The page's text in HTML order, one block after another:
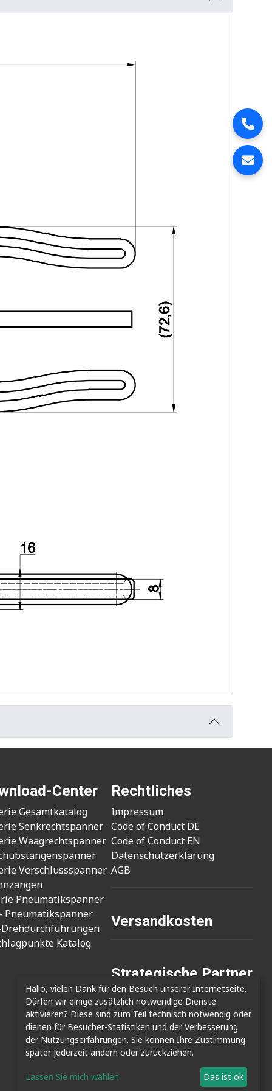
Center
Gesamtkatalog
Senkrechtspanner
Waagrechtspanner
Verschlussspanner
Pneumatikspanner
Pneumatikspanner
Drehdurchführungen
Katalog
Rechtliches
Impressum
Code of Conduct DE
Code of Conduct EN
Datenschutzerklärung
AGB
Versandkosten
Strategische Partner
- Cizmak Mak. San.
- Clamptek Enterprise Co., Ltd.
- Shin Kwang Tech
Hallo, vielen Dank für den Besuch unserer Internetseite.
Dürfen wir einige zusätzlich notwendige Dienste
aktivieren? Diese sind zum Teil technisch notwendig oder
dienen für Besucher-Statistiken und der Verbesserung
der Nutzungserfahrungen. Sie können Ihre Zustimmung
später jederzeit ändern oder zurückziehen.
Lassen Sie mich wählen Das ist ok